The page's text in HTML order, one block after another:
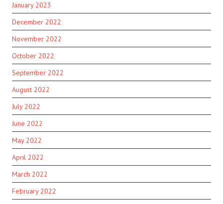
January 2023
December 2022
November 2022
October 2022
September 2022
August 2022
July 2022
June 2022
May 2022
April 2022
March 2022
February 2022